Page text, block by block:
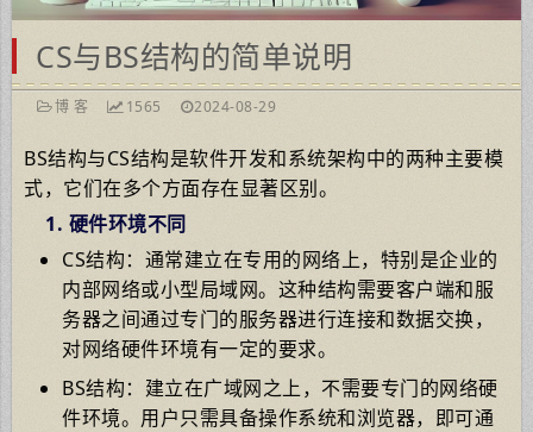
CS与BS结构的简单说明
博 客 1565 2024-08-29
BS结构与CS结构是软件开发和系统架构中的两种主要模
式，它们在多个方面存在显著区别。
1. 硬件环境不同
CS结构：通常建立在专用的网络上，特别是企业的
内部网络或小型局域网。这种结构需要客户端和服
务器之间通过专门的服务器进行连接和数据交换，
对网络硬件环境有一定的要求。
BS结构：建立在广域网之上，不需要专门的网络硬
件环境。用户只需具备操作系统和浏览器，即可通